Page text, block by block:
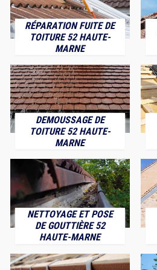
RÉPARATION FUITE DE
TOITURE 52 HAUTE-
MARNE
DEMOUSSAGE DE
TOITURE 52 HAUTE-
MARNE
NETTOYAGE ET POSE
DE GOUTTIÈRE 52
HAUTE-MARNE